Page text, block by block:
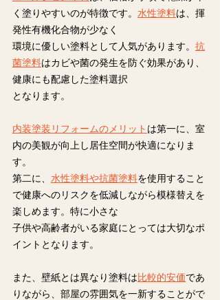
く塗りやすいのが特徴です。 水性塗料は、揮
発性有機化合物が少なく
環境に優しい塗料として人気があります。 抗
菌塗料はカビや菌の発生を防ぐ効果があり、
健康にも配慮した塗料選択
となります。
内装塗装リフォームのメリット は第一に、室
内の美観が向上し居住空間が快適になりま
す。
第二に、 水性塗料や抗菌塗料を使用すること
で健康へのリスクを低減しながら模様替えを
楽しめます。特に小さな
子供や高齢者がいる家庭にとっては大切なポ
イントとなります。
また、壁紙とは異なり塗料は比較的安価であ
りながら、部屋の雰囲気を一新することがで